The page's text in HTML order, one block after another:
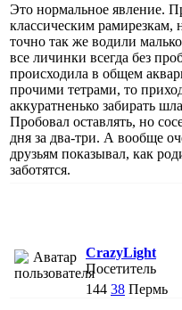
Это нормальное явление.
классическим
точно так же водили
все личинки всегда без
происходила в общем
прочими тетрами, то
аккуратненько забирать
Пробовал оставлять, но
дня за два-три. А вообще
друзьям показывал, как
заботятся.
CrazyLight
Посетитель
144 38 Пермь